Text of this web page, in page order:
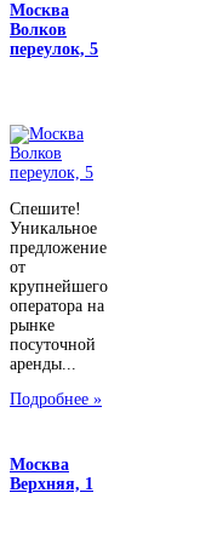
Москва
Волков
переулок, 5
Спешите!
Уникальное
предложение
от
крупнейшего
оператора на
рынке
посуточной
аренды...
Подробнее »
Москва
Верхняя, 1